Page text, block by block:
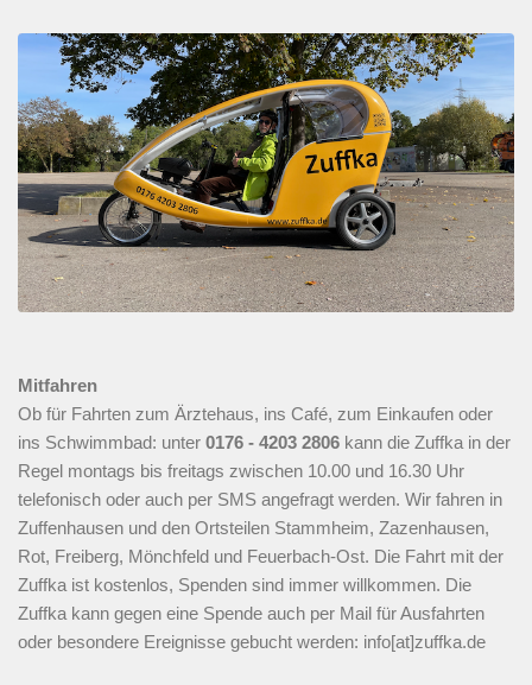
Mitfahren
Ob für Fahrten zum Ärztehaus, ins Café, zum Einkaufen oder
ins Schwimmbad: unter 0176 - 4203 2806 kann die Zuffka in der
Regel montags bis freitags zwischen 10.00 und 16.30 Uhr
telefonisch oder auch per SMS angefragt werden. Wir fahren in
Zuffenhausen und den Ortsteilen Stammheim, Zazenhausen,
Rot, Freiberg, Mönchfeld und Feuerbach-Ost. Die Fahrt mit der
Zuffka ist kostenlos, Spenden sind immer willkommen. Die
Zuffka kann gegen eine Spende auch per Mail für Ausfahrten
oder besondere Ereignisse gebucht werden: info[at]zuffka.de